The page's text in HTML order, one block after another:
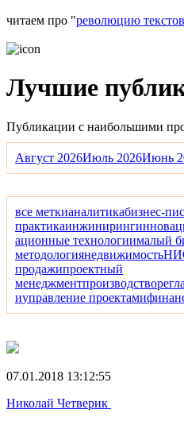
читаем про "революцию текстов
Лучшие
Публикации с наибольшими
Август 2026Июль 2026Июнь
все меткианалитикабизнес-
практикаинжиниринг
ационные технологиималый
методологиянедвижимость
продажипроектный
менеджментпроизводство
иуправление проектами
07.01.2018 13:12:55
Николай Четверик